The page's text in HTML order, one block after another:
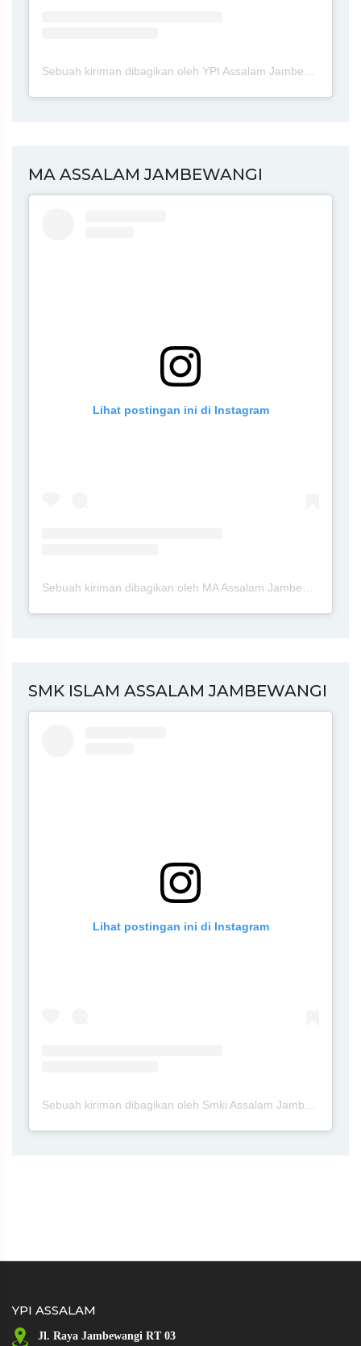
MA ASSALAM JAMBEWANGI
Lihat postingan ini di Instagram
Sebuah kiriman dibagikan oleh MA Assalam Jambewangi Blitar (@maassalamj)
SMK ISLAM ASSALAM JAMBEWANGI
Lihat postingan ini di Instagram
YPI ASSALAM
Jl. Raya Jambewangi RT 03